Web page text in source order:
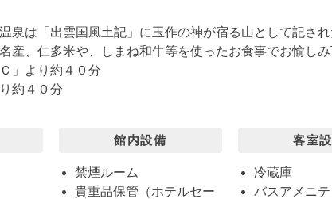
泉は「出雲国風土記」に玉作の神が宿る山として記さ
産、仁多米や、しまね和牛等を使ったお食事でお愉しみ
」より約４０分
約４０分
館内設備
禁煙ルーム
貴重品保管（ホテルセー
客室
冷蔵庫
バスアメニ